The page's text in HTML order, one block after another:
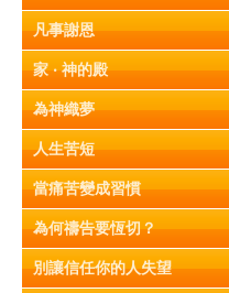
凡事謝恩
家 ‧ 神的殿
為神織夢
人生苦短
當痛苦變成習慣
為何禱告要恆切？
別讓信任你的人失望